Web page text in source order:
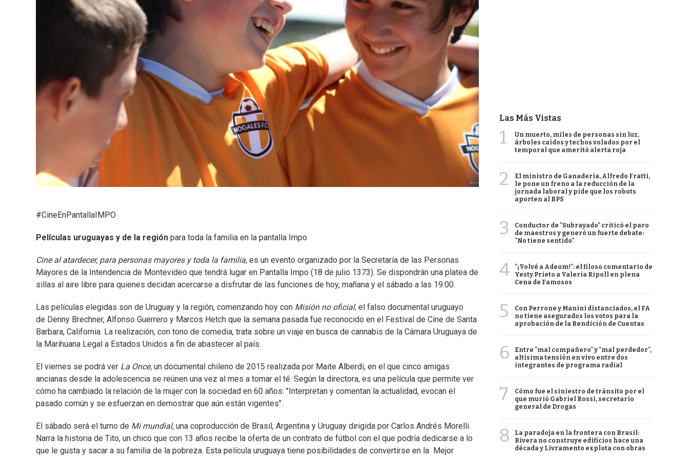
#CineEnPantallaIMPO
Películas uruguayas y de la región para toda la familia en la pantalla Impo
Cine al atardecer, para personas mayores y toda la familia, es un evento organizado por la Secretaría de las Personas
Mayores de la Intendencia de Montevideo que tendrá lugar en Pantalla Impo (18 de julio 1373). Se dispondrán una platea de
sillas al aire libre para quienes decidan acercarse a disfrutar de las funciones de hoy, mañana y el sábado a las 19.00.
Las películas elegidas son de Uruguay y la región, comenzando hoy con Misión no oficial, el falso documental uruguayo
de Denny Brechner, Alfonso Guerrero y Marcos Hetch que la semana pasada fue reconocido en el Festival de Cine de Santa
Barbara, California. La realización, con tono de comedia, trata sobre un viaje en busca de cannabis de la Cámara Uruguaya de
la Marihuana Legal a Estados Unidos a fin de abastecer al país.
El viernes se podrá ver La Once, un documental chileno de 2015 realizada por Maite Alberdi, en el que cinco amigas
ancianas desde la adolescencia se reúnen una vez al mes a tomar el té. Según la directora, es una película que permite ver
cómo ha cambiado la relación de la mujer con la sociedad en 60 años: "Interpretan y comentan la actualidad, evocan el
pasado común y se esfuerzan en demostrar que aún están vigentes".
El sábado será el turno de Mi mundial, una coproducción de Brasil, Argentina y Uruguay dirigida por Carlos Andrés Morelli.
Narra la historia de Tito, un chico que con 13 años recibe la oferta de un contrato de fútbol con el que podría dedicarse a lo
que le gusta y sacar a su familia de la pobreza. Esta película uruguaya tiene posibilidades de convertirse en la Mejor
Las Más Vistas
1
Un muerto, miles de personas sin luz,
árboles caídos y techos volados por el
temporal que ameritó alerta roja
2
El ministro de Ganadería, Alfredo Fratti,
le pone un freno a la reducción de la
jornada laboral y pide que los robots
aporten al BPS
3
Conductor de "Subrayado" criticó el paro
de maestros y generó un fuerte debate:
"No tiene sentido"
4
"¡Volvé a Adeom!": el filoso comentario de
Yesty Prieto a Valeria Ripoll en plena
Cena de Famosos
5
Con Perrone y Manini distanciados, el FA
no tiene asegurados los votos para la
aprobación de la Rendición de Cuentas
6
Entre "mal compañero" y "mal perdedor",
altísima tensión en vivo entre dos
integrantes de programa radial
7
Cómo fue el siniestro de tránsito por el
que murió Gabriel Rossi, secretario
general de Drogas
8
La paradoja en la frontera con Brasil:
Rivera no construye edificios hace una
década y Livramento explota con obras